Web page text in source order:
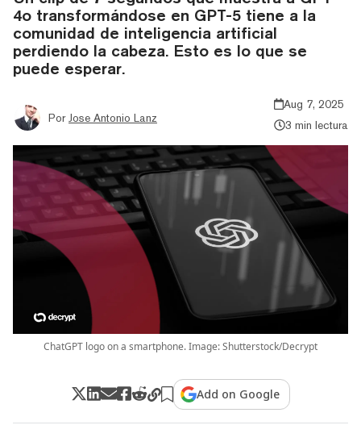
4o transformándose en GPT-5 tiene a la
comunidad de inteligencia artificial
perdiendo la cabeza. Esto es lo que se
puede esperar.
Por Jose Antonio Lanz
Aug 7, 2025
3 min lectura
ChatGPT logo on a smartphone. Image: Shutterstock/Decrypt
Add on Google